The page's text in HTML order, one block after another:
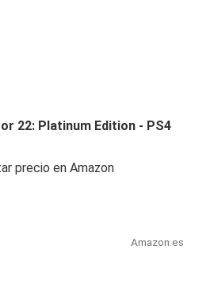
22: Platinum Edition - PS4
precio en Amazon
Amazon.es